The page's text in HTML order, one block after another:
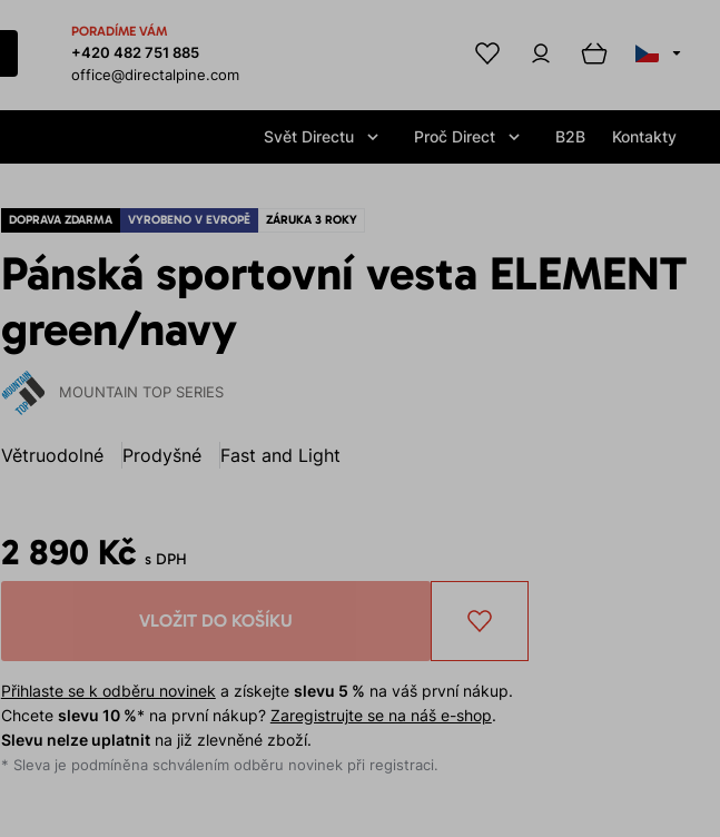
PORADÍME VÁM
+420 482 751 885
office@directalpine.com
Svět Directu Proč Direct B2B Kontakty
DOPRAVA ZDARMA VYROBENO V EVROPĚ ZÁRUKA 3 ROKY
Pánská sportovní vesta ELEMENT
green/navy
MOUNTAIN TOP SERIES
Větruodolné Prodyšné Fast and Light
2 890 Kč s DPH
VLOŽIT DO KOŠÍKU
Přihlaste se k odběru novinek a získejte slevu 5 % na váš první nákup.
Chcete slevu 10 %* na první nákup? Zaregistrujte se na náš e-shop.
Slevu nelze uplatnitna již zlevněné zboží.
* Sleva je podmíněna schválením odběru novinek při registraci.